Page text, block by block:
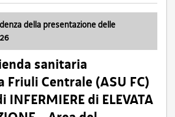
della presentazione delle
sanitaria
Centrale (ASU FC)
INFERMIERE di ELEVATA